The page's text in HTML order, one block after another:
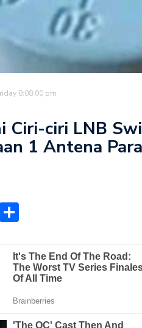
8:08:00 pm
Ciri-ciri LNB
1 Antena
Email